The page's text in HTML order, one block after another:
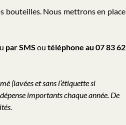
bouteilles. Nous mettrons en place
par SMS ou téléphone au 07 83 62
(lavées et sans l’étiquette si
importants chaque année. De